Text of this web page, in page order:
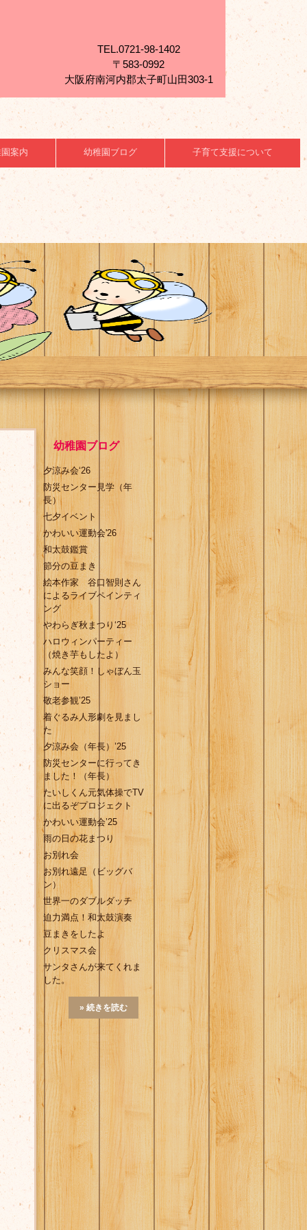
TEL.0721-98-1402
〒583-0992
大阪府南河内郡太子町山田303-1
案内 幼稚園ブログ 子育て支援について
幼稚園ブログ
夕涼み会‘26
防災センター見学（年
長）
七夕イベント
かわいい運動会'26
和太鼓鑑賞
節分の豆まき
絵本作家 谷口智則さん
によるライブペインティ
ング
やわらぎ秋まつり‘25
ハロウィンパーティー
（焼き芋もしたよ）
みんな笑顔！しゃぼん玉
ショー
敬老参観’25
着ぐるみ人形劇を見まし
た
夕涼み会（年長）’25
防災センターに行ってき
ました！（年長）
たいしくん元気体操でTV
に出るぞプロジェクト
かわいい運動会’25
雨の日の花まつり
お別れ会
お別れ遠足（ビッグバ
ン）
世界一のダブルダッチ
迫力満点！和太鼓演奏
豆まきをしたよ
クリスマス会
サンタさんが来てくれま
した。
» 続きを読む